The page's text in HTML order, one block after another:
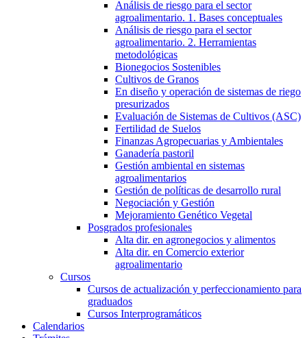
Análisis de riesgo para el sector
agroalimentario. 1. Bases conceptuales
Análisis de riesgo para el sector
agroalimentario. 2. Herramientas
metodológicas
Bionegocios Sostenibles
Cultivos de Granos
En diseño y operación de sistemas de riego
presurizados
Evaluación de Sistemas de Cultivos (ASC)
Fertilidad de Suelos
Finanzas Agropecuarias y Ambientales
Ganadería pastoril
Gestión ambiental en sistemas
agroalimentarios
Gestión de políticas de desarrollo rural
Negociación y Gestión
Mejoramiento Genético Vegetal
Posgrados profesionales
Alta dir. en agronegocios y alimentos
Alta dir. en Comercio exterior
agroalimentario
Cursos
Cursos de actualización y perfeccionamiento para
graduados
Cursos Interprogramáticos
Calendarios